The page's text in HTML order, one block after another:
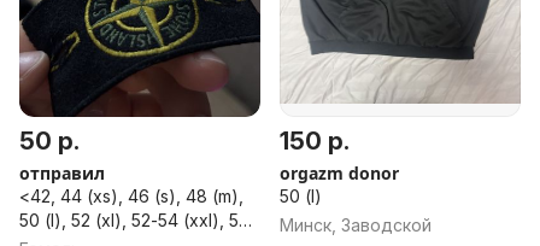
50 р.
отправил
<42, 44 (xs), 46 (s), 48 (m),
50 (l), 52 (xl), 52-54 (xxl), 54-
150 р.
orgazm donor
50 (l)
Минск, Заводской